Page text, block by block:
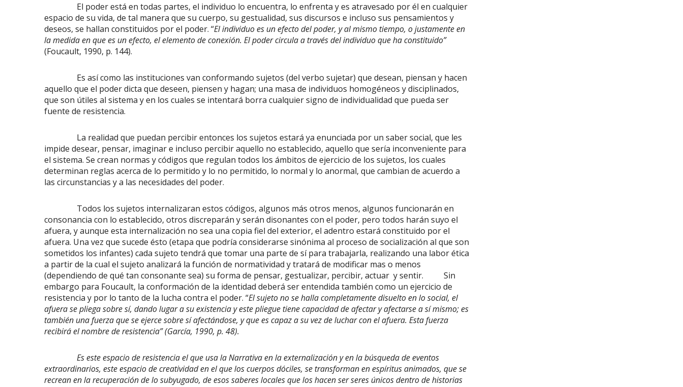
El poder está en todas partes, el individuo lo encuentra, lo enfrenta y es atravesado por él en cualquier
espacio de su vida, de tal manera que su cuerpo, su gestualidad, sus discursos e incluso sus pensamientos y
deseos, se hallan constituidos por el poder. “El individuo es un efecto del poder, y al mismo tiempo, o justamente en
la medida en que es un efecto, el elemento de conexión. El poder circula a través del individuo que ha constituido”
(Foucault, 1990, p. 144).
Es así como las instituciones van conformando sujetos (del verbo sujetar) que desean, piensan y hacen
aquello que el poder dicta que deseen, piensen y hagan; una masa de individuos homogéneos y disciplinados,
que son útiles al sistema y en los cuales se intentará borra cualquier signo de individualidad que pueda ser
fuente de resistencia.
La realidad que puedan percibir entonces los sujetos estará ya enunciada por un saber social, que les
impide desear, pensar, imaginar e incluso percibir aquello no establecido, aquello que sería inconveniente para
el sistema. Se crean normas y códigos que regulan todos los ámbitos de ejercicio de los sujetos, los cuales
determinan reglas acerca de lo permitido y lo no permitido, lo normal y lo anormal, que cambian de acuerdo a
las circunstancias y a las necesidades del poder.
Todos los sujetos internalizaran estos códigos, algunos más otros menos, algunos funcionarán en
consonancia con lo establecido, otros discreparán y serán disonantes con el poder, pero todos harán suyo el
afuera, y aunque esta internalización no sea una copia fiel del exterior, el adentro estará constituido por el
afuera. Una vez que sucede ésto (etapa que podría considerarse sinónima al proceso de socialización al que son
sometidos los infantes) cada sujeto tendrá que tomar una parte de sí para trabajarla, realizando una labor ética
a partir de la cual el sujeto analizará la función de normatividad y tratará de modificar mas o menos
(dependiendo de qué tan consonante sea) su forma de pensar, gestualizar, percibir, actuar y sentir. Sin
embargo para Foucault, la conformación de la identidad deberá ser entendida también como un ejercicio de
resistencia y por lo tanto de la lucha contra el poder. “El sujeto no se halla completamente disuelto en lo social, el
afuera se pliega sobre sí, dando lugar a su existencia y este pliegue tiene capacidad de afectar y afectarse a sí mismo; es
también una fuerza que se ejerce sobre sí afectándose, y que es capaz a su vez de luchar con el afuera. Esta fuerza
recibirá el nombre de resistencia” (García, 1990, p. 48).
Es este espacio de resistencia el que usa la Narrativa en la externalización y en la búsqueda de eventos
extraordinarios, este espacio de creatividad en el que los cuerpos dóciles, se transforman en espíritus animados, que se
recrean en la recuperación de lo subyugado, de esos saberes locales que los hacen ser seres únicos dentro de historias